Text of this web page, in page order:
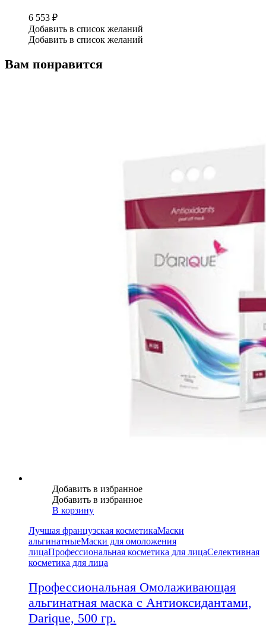
6 553 ₽
Добавить в список желаний
Добавить в список желаний
Вам понравится
Добавить в избранное
Добавить в избранное
В корзину
Лучшая французская косметикаМаски
альгинатныеМаски для омоложения
лицаПрофессиональная косметика для лицаСелективная
косметика для лица
Профессиональная Омолаживающая
альгинатная маска с Антиоксидантами,
Darique, 500 гр.